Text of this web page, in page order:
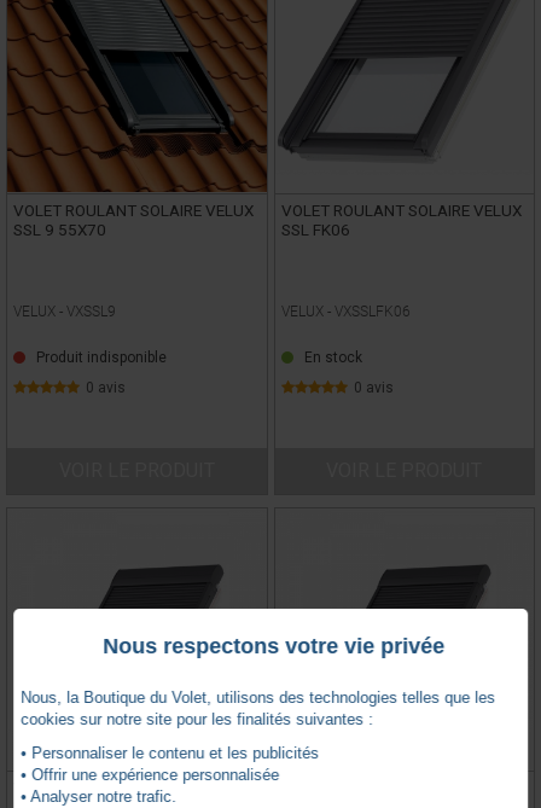
VOLET ROULANT SOLAIRE VELUX
SSL 9 55X70
VELUX - VXSSL9
Produit indisponible
0 avis
VOLET ROULANT SOLAIRE VELUX
SSL FK06
VELUX - VXSSLFK06
En stock
0 avis
VOLET ROULANT VELUX
Nous respectons votre vie privée
Nous, la Boutique du Volet, utilisons des technologies telles que les
cookies sur notre site pour les finalités suivantes :
• Personnaliser le contenu et les publicités
• Offrir une expérience personnalisée
• Analyser notre trafic.